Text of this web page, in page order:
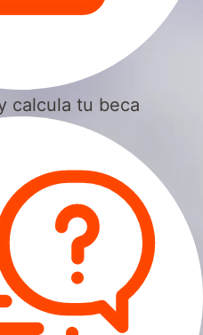
calcula tu beca